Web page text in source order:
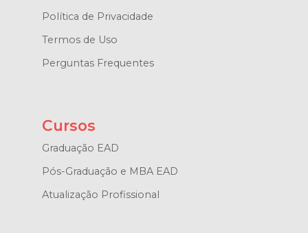
Política de Privacidade
Termos de Uso
Perguntas Frequentes
Cursos
Graduação EAD
Pós-Graduação e MBA EAD
Atualização Profissional